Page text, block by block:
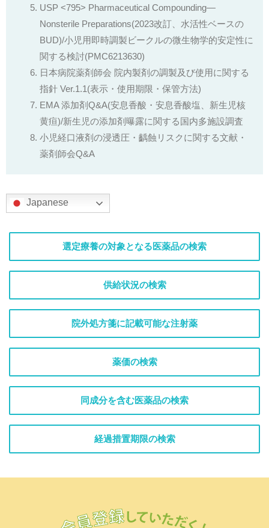
USP <795> Pharmaceutical Compounding—
Nonsterile Preparations(2023改訂、水活性ベースの
BUD)/小児用即時調製ビークルの微生物学的安定性に
関する検討(PMC6213630)
日本病院薬剤師会 院内製剤の調製及び使用に関する
指針 Ver.1.1(表示・使用期限・保管方法)
EMA 添加剤Q&A(安息香酸・安息香酸塩、新生児核
黄疸)/新生児の添加剤曝露に関する国内多施設調査
小児経口液剤の浸透圧・齲蝕リスクに関する文献・
薬剤師会Q&A
Japanese
選定療養の対象となる医薬品の検索
供給状況の検索
院外処方箋に記載可能な注射薬
薬価の検索
同成分を含む医薬品の検索
経過措置期限の検索